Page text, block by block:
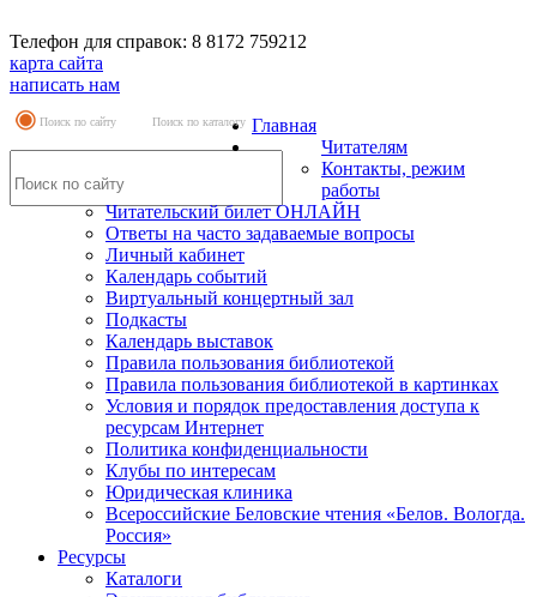
Телефон для справок: 8 8172 759212
карта сайта
написать нам
Поиск по сайту Поиск по каталогу Главная
Читателям
Контакты, режим
работы
Читательский билет ОНЛАЙН
Ответы на часто задаваемые вопросы
Личный кабинет
Календарь событий
Виртуальный концертный зал
Подкасты
Календарь выставок
Правила пользования библиотекой
Правила пользования библиотекой в картинках
Условия и порядок предоставления доступа к
ресурсам Интернет
Политика конфиденциальности
Клубы по интересам
Юридическая клиника
Всероссийские Беловские чтения «Белов. Вологда.
Россия»
Ресурсы
Каталоги